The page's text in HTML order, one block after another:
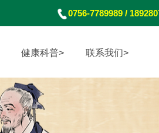
0756-7789989 /
健康科普> 联系我们>